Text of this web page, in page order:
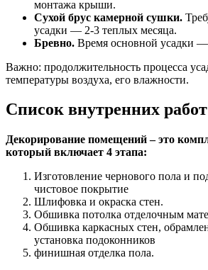
монтажа крыши.
Сухой брус камерной сушки.
усадки — 2-3 теплых месяца.
Бревно. Время основной усадки —
Важно: продолжительность процесса
температуры воздуха, его влажности.
Список внутренних работ
Декорирование помещений – это
который включает 4 этапа:
Изготовление чернового пола и
чистовое покрытие
Шлифовка и окраска стен.
Обшивка потолка отделочным
Обшивка каркасных стен,
установка подоконников
финишная отделка пола.